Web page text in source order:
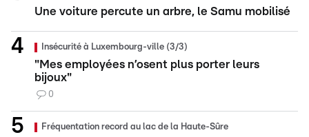
Une voiture percute un arbre, le Samu mobilisé
Insécurité à Luxembourg-ville (3/3)
"Mes employées n’osent plus porter leurs
bijoux"
0
Fréquentation record au lac de la Haute-Sûre